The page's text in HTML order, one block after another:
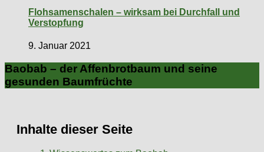
Flohsamenschalen – wirksam bei Durchfall und
Verstopfung
9. Januar 2021
Baobab – der Affenbrotbaum und seine
gesunden Baumfrüchte
Inhalte dieser Seite